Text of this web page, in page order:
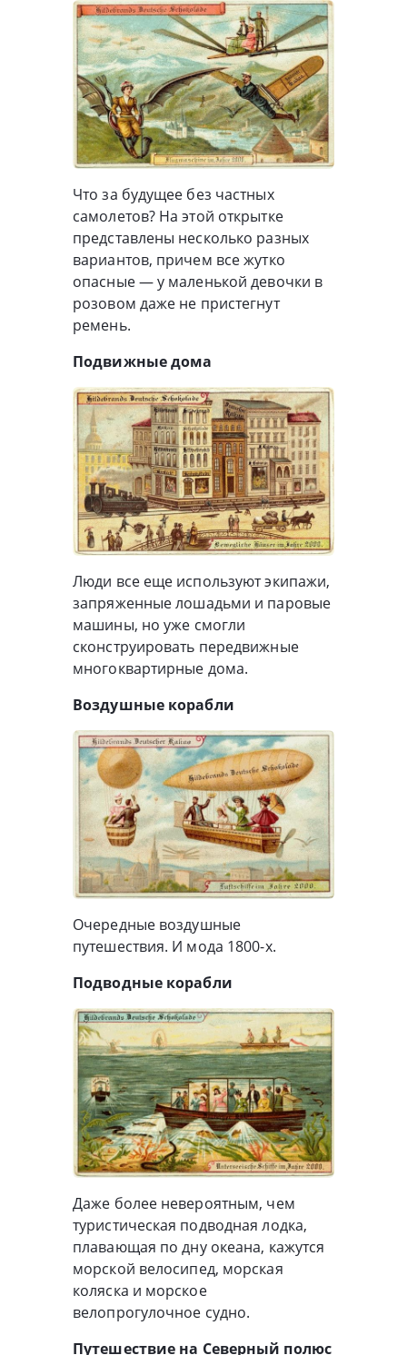
Что за будущее без частных
самолетов? На этой открытке
представлены несколько разных
вариантов, причем все жутко
опасные — у маленькой девочки в
розовом даже не пристегнут
ремень.
Подвижные дома
Люди все еще используют экипажи,
запряженные лошадьми и паровые
машины, но уже смогли
сконструировать передвижные
многоквартирные дома.
Воздушные корабли
Очередные воздушные
путешествия. И мода 1800-х.
Подводные корабли
Даже более невероятным, чем
туристическая подводная лодка,
плавающая по дну океана, кажутся
морской велосипед, морская
коляска и морское
велопрогулочное судно.
Путешествие на Северный полюс